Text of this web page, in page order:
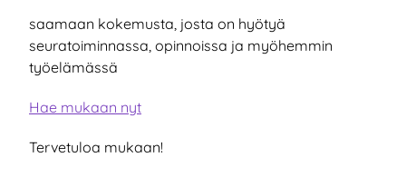
saamaan kokemusta, josta on hyötyä
seuratoiminnassa, opinnoissa ja myöhemmin
työelämässä
Hae mukaan nyt
Tervetuloa mukaan!